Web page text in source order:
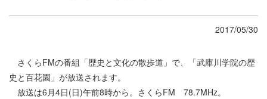
2017/05/30
さくらFMの番組「歴史と文化の散歩道」で、「武庫川学院の歴
史と百花園」が放送されます。
放送は6月4日(日)午前8時から。さくらFM 78.7MHz。